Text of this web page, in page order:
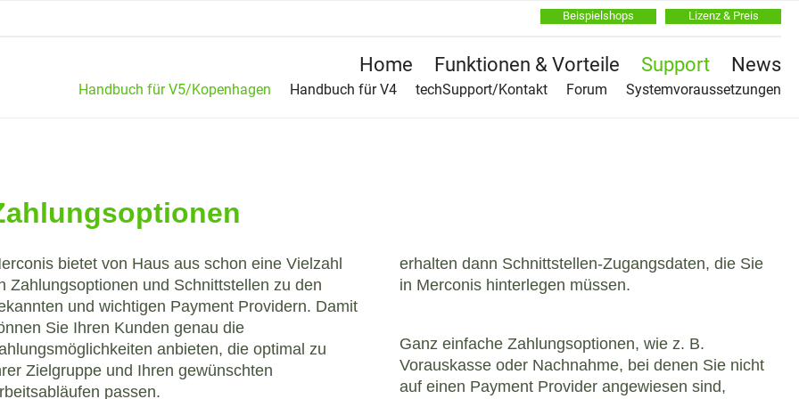
Beispielshops Lizenz & Preis
Home Funktionen & Vorteile Support News
Handbuch für V5/Kopenhagen Handbuch für V4 techSupport/Kontakt Forum Systemvoraussetzungen
bietet von Haus aus schon eine Vielzahl
Zahlungsoptionen und Schnittstellen zu den
und wichtigen Payment Providern. Damit
Sie Ihren Kunden genau die
anbieten, die optimal zu
Zielgruppe und Ihren gewünschten
passen.
erhalten dann Schnittstellen-Zugangsdaten, die Sie
in Merconis hinterlegen müssen.
Ganz einfache Zahlungsoptionen, wie z. B.
Vorauskasse oder Nachnahme, bei denen Sie nicht
auf einen Payment Provider angewiesen sind,